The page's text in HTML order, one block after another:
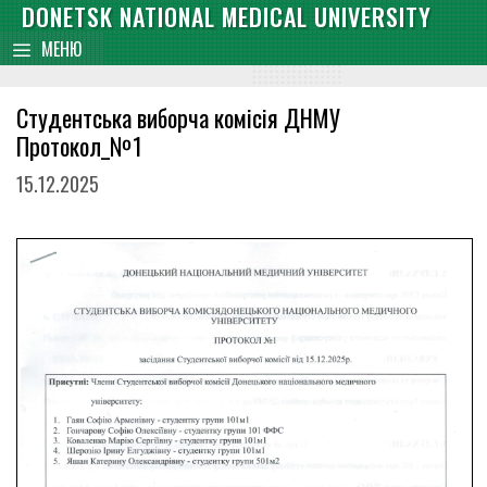
content
Skip
to
content
DONETSK NATIONAL MEDICAL UNIVERSITY
МЕНЮ
Студентська виборча комісія ДНМУ
Протокол_№1
15.12.2025